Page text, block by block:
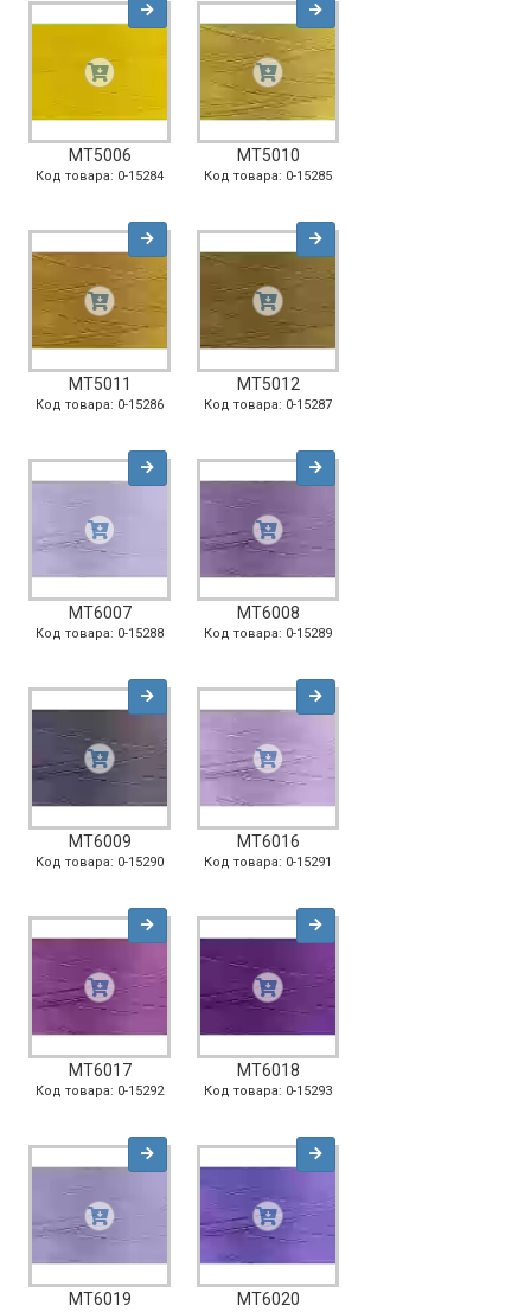
MT5006
Код товара: 0-15284
MT5010
Код товара: 0-15285
MT5011
Код товара: 0-15286
MT5012
Код товара: 0-15287
MT6007
Код товара: 0-15288
MT6008
Код товара: 0-15289
MT6009
Код товара: 0-15290
MT6016
Код товара: 0-15291
MT6017
Код товара: 0-15292
MT6018
Код товара: 0-15293
MT6019 MT6020